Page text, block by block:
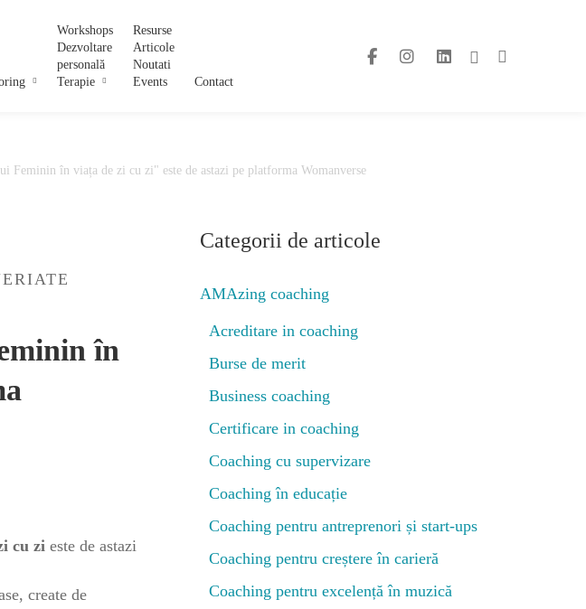
Workshops
Dezvoltare
personală
Terapie
Resurse
Articole
Noutati
Events
Contact
Feminin în viața de zi cu zi" este de astazi pe platforma Womanverse
în
cu zi este de astazi
create de
Categorii de articole
AMAzing coaching
Acreditare in coaching
Burse de merit
Business coaching
Certificare in coaching
Coaching cu supervizare
Coaching în educație
Coaching pentru antreprenori și start-ups
Coaching pentru creștere în carieră
Coaching pentru excelență în muzică